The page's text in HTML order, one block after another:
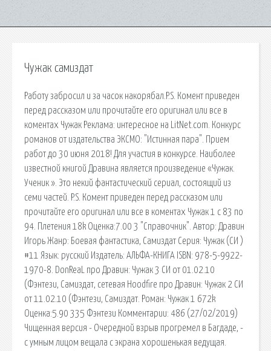
Чужак самиздат
Работу забросил и за часок накорябал.P.S. Комент приведен
перед рассказом или прочитайте его оригинал или все в
коментах Чужак Реклама: интересное на LitNet.com. Конкурс
романов от издательства ЭКСМО: "Истинная пара". Прием
работ до 30 июня 2018! Для участия в конкурсе. Наиболее
известной книгой Дравина является произведение «Чужак.
Ученик ». Это некий фантастический сериал, состоящий из
семи частей. P.S. Комент приведен перед рассказом или
прочитайте его оригинал или все в коментах Чужак 1 с 83 по
94. Плетения 18k Оценка:7.00 3 "Справочник". Автор: Дравин
Игорь Жанр: Боевая фантастика, Самиздат Серия: Чужак (СИ )
#11 Язык: русский Издатель: АЛЬФА-КНИГА ISBN: 978-5-9922-
1970-8. DonReaL про Дравин: Чужак 3 СИ от 01.02.10
(Фэнтези, Самиздат, сетевая Hoodfire про Дравин: Чужак 2 СИ
от 11.02.10 (Фэнтези, Самиздат. Роман: Чужак 1 672k
Оценка:5.90 335 Фэнтези Комментарии: 486 (27/02/2019)
Чищенная версия - Очередной взрыв прогремел в Багдаде, -
с умным лицом вещала с экрана хорошенькая ведущая.